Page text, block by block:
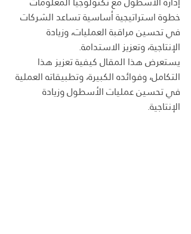
خطوة استراتيجية أساسية تساعد الشركات
في تحسين مراقبة العمليات، وزيادة
الإنتاجية، وتعزيز الاستدامة.
يستعرض هذا المقال كيفية تعزيز هذا
التكامل، وفوائده الكبيرة، وتطبيقاته العملية
في تحسين عمليات الأسطول وزيادة
الإنتاجية.